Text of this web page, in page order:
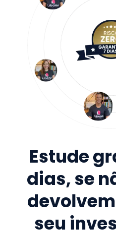
Estude
dias, se
seu